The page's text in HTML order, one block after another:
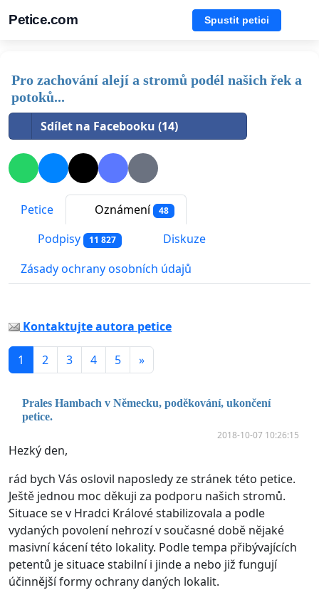
Petice.com Spustit petici
Pro zachování alejí a stromů podél našich řek a
potoků...
Sdílet na Facebooku (14)
Petice Oznámení 48
Podpisy 11 827
Diskuze
Zásady ochrany osobních údajů
Kontaktujte autora petice
1 2 3 4 5 »
Prales Hambach v Německu, poděkování, ukončení
petice.
2018-10-07 10:26:15
Hezký den,
rád bych Vás oslovil naposledy ze stránek této petice.
Ještě jednou moc děkuji za podporu našich stromů.
Situace se v Hradci Králové stabilizovala a podle
vydaných povolení nehrozí v současné době nějaké
masivní kácení této lokality. Podle tempa přibývajících
petentů je situace stabilní i jinde a nebo již fungují
účinnější formy ochrany daných lokalit.